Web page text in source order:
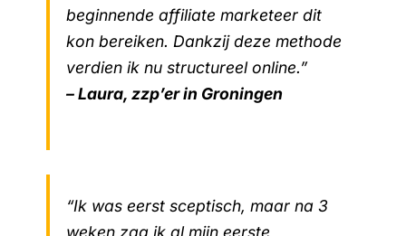
beginnende affiliate marketeer dit
kon bereiken. Dankzij deze methode
verdien ik nu structureel online.”
– Laura, zzp’er in Groningen
“Ik was eerst sceptisch, maar na 3
weken zag ik al mijn eerste